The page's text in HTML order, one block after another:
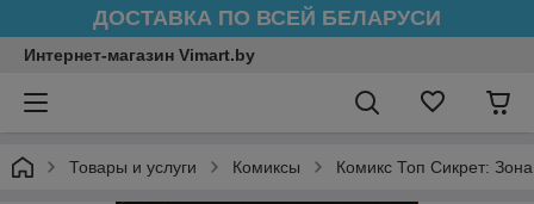
ДОСТАВКА ПО ВСЕЙ БЕЛАРУСИ
Интернет-магазин Vimart.by
Товары и услуги Комиксы Комикс Топ Сикрет: